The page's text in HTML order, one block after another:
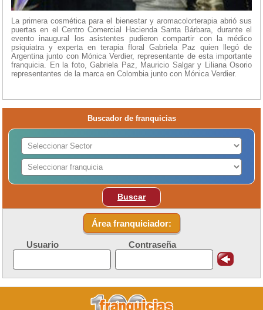
La primera cosmética para el bienestar y aromacolorterapia abrió sus
puertas en el Centro Comercial Hacienda Santa Bárbara, durante el
evento inaugural los asistentes pudieron compartir con la médico
psiquiatra y experta en terapia floral Gabriela Paz quien llegó de
Argentina junto con Mónica Verdier, representante de esta importante
franquicia. En la foto, Gabriela Paz, Mauricio Salgar y Liliana Osorio
representantes de la marca en Colombia junto con Mónica Verdier.
Buscador de franquicias
Buscar
Área franquiciador:
Usuario Contraseña